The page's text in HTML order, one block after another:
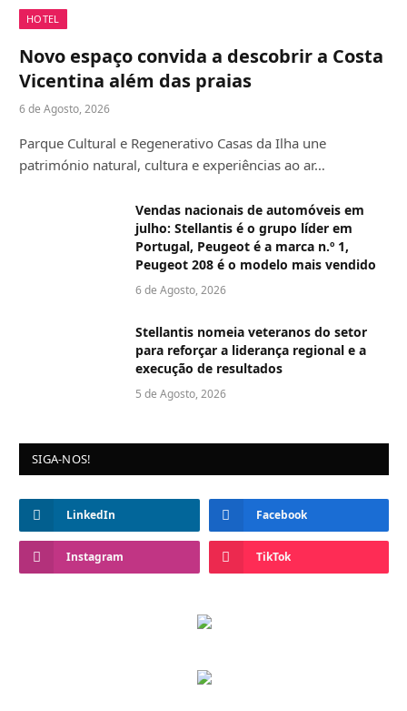
HOTEL
Novo espaço convida a descobrir a Costa
Vicentina além das praias
6 de Agosto, 2026
Parque Cultural e Regenerativo Casas da Ilha une
património natural, cultura e experiências ao ar…
Vendas nacionais de automóveis em
julho: Stellantis é o grupo líder em
Portugal, Peugeot é a marca n.º 1,
Peugeot 208 é o modelo mais vendido
6 de Agosto, 2026
Stellantis nomeia veteranos do setor
para reforçar a liderança regional e a
execução de resultados
5 de Agosto, 2026
SIGA-NOS!
LinkedIn Facebook
Instagram TikTok